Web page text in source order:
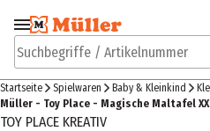
Zur Navigation
springen
Suchbegriffe / Artikelnummer
Startseite Spielwaren Baby & Kleinkind
Müller - Toy Place - Magische Maltafel
TOY PLACE KREATIV